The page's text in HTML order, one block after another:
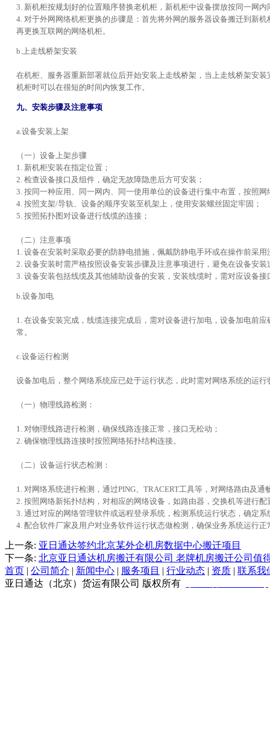
3. 新机柜按规划好的位置顺序替换老机柜，新机柜中设备摆放按同一网
4. 对于外网网络机柜更换的步骤是：首先将外网的服务器设备搬迁到新
再更换互联网的网络机柜。
b.上走线桥架安装
在机柜、服务器重新部署就位后开始安装上走线桥架，当上走线桥架安
机柜时可以在很短的时间内恢复工作。
九、安装步骤及注意事项
a.设备安装上架
（一）设备上架步骤
1. 新机柜安装在指定位置；
2. 检查设备接口及组件，确定无故障隐患后方可安装；
3. 按同一种应用、同一网内、同一使用单位的设备进行集中布置，按照
4. 按照支架/导轨、设备的顺序安装至机架上，使用安装螺丝固定牢固；
5. 按照拓扑图对设备进行线缆的连接；
（二）注意事项
1. 设备在安装时采取必要的防静电措施，佩戴防静电手环或在操作前采
2. 设备安装时需严格按照设备安装步骤及注意事项进行，避免在设备安
3. 设备安装包括线缆及其他辅助设备的安装，安装线缆时，需对应设备
b.设备加电
1. 在设备安装完成，线缆连接完成后，需对设备进行加电，设备加电前
常。
c.设备运行检测
设备加电后，整个网络系统应已处于运行状态，此时需对网络系统的运
（一）物理线路检测：
1. 对物理线路进行检测，确保线路连接正常，接口无松动；
2. 确保物理线路连接时按照网络拓扑结构连接。
（二）设备运行状态检测：
1. 对网络系统进行检测，通过PING、TRACERT工具等，对网络路由及
2. 按照网络新拓扑结构，对相应的网络设备，如路由器，交换机等进行
3. 通过对应的网络管理软件或远程登录系统，检测系统运行状态，确定系
4. 配合软件厂家及用户对业务软件运行状态做检测，确保业务系统运行正
上一条: 亚日通达签约北京某外企机房数据中心搬迁项目
下一条: 北京亚日通达机房搬迁有限公司 老牌机房搬迁公司值
首页 | 公司简介 | 新闻中心 | 服务项目 | 行业动态 | 资质 | 联系我
亚日通达（北京）货运有限公司 版权所有